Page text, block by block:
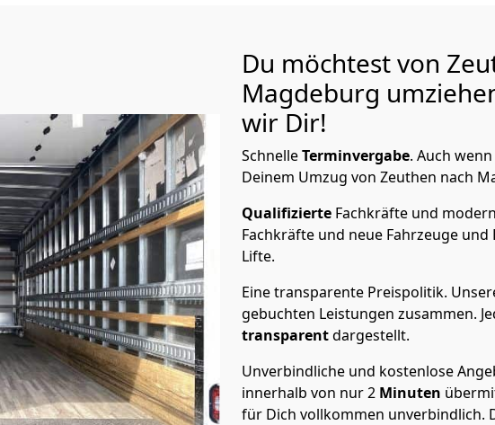
Du möchtest von
Magdeburg
wir Dir!
SchnelleTerminvergabe. Auch
Deinem Umzug von Zeuthen nach
Qualifizierte Fachkräfte und
Fachkräfte und neue Fahrzeuge
Lifte.
Eine transparente Preispolitik.
gebuchten Leistungen zusammen.
transparentdargestellt.
Unverbindliche und kostenlose
innerhalb von nur2 Minuten
für Dich vollkommen unverbindlich.